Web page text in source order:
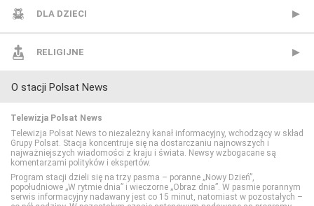
TVP Kultura
TVP Kultura 2
TVP Polonia
TVS
WP
CANAL+ 4K Ultra HD
CANAL+ Film
CANAL+ Premium
CANAL+ Seriale
Cinemax
Eleven Sports 4
Eurosport 1
Eurosport 2
Extreme Sports Channel
Polsat Sport 1
CANAL+ Dokument
CBS Reality
CI Polsat
Discovery Channel
Discovery Historia
Mezzo
MTV Polska
TVP Rozrywka
BBC Lifestyle
CANAL+ Domo
CANAL+ Kuchnia
Food Network
HGTV
DLA DZIECI
Cartoon Network
Cartoonito
Disney Channel
Disney Junior
RELIGIJNE
TV Trwam
O stacji Polsat News
Telewizja Polsat News
Telewizja Polsat News to niezależny kanał informacyjny, wchodzący w skład
Grupy Polsat. Stacja koncentruje się na dostarczaniu najnowszych i
najważniejszych wiadomości z kraju i świata. Newsy wzbogacane są
komentarzami polityków i ekspertów.
Program stacji dzieli się na trzy pasma – poranne „Nowy Dzień”,
popołudniowe „W rytmie dnia” i wieczorne „Obraz dnia”. W pasmie porannym
serwis informacyjny nadawany jest co 15 minut, natomiast w pozostałych –